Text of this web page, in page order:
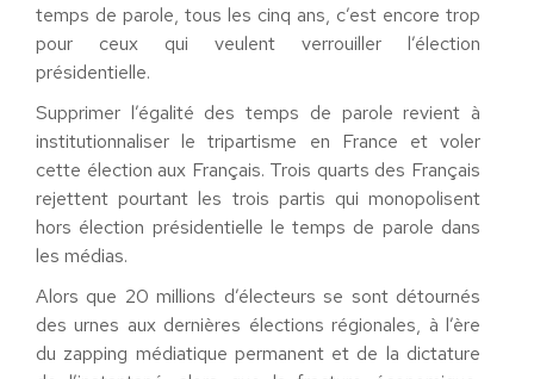
temps de parole, tous les cinq ans, c’est encore trop
pour ceux qui veulent verrouiller l’élection
présidentielle.
Supprimer l’égalité des temps de parole revient à
institutionnaliser le tripartisme en France et voler
cette élection aux Français. Trois quarts des Français
rejettent pourtant les trois partis qui monopolisent
hors élection présidentielle le temps de parole dans
les médias.
Alors que 20 millions d’électeurs se sont détournés
des urnes aux dernières élections régionales, à l’ère
du zapping médiatique permanent et de la dictature